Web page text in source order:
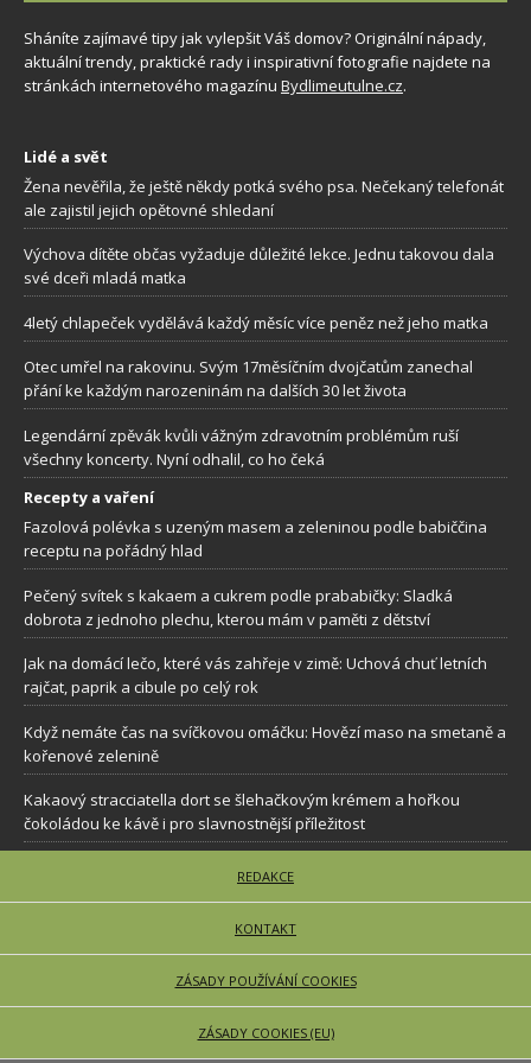
Sháníte zajímavé tipy jak vylepšit Váš domov? Originální nápady,
aktuální trendy, praktické rady i inspirativní fotografie najdete na
stránkách internetového magazínu Bydlimeutulne.cz.
Lidé a svět
Žena nevěřila, že ještě někdy potká svého psa. Nečekaný telefonát
ale zajistil jejich opětovné shledaní
Výchova dítěte občas vyžaduje důležité lekce. Jednu takovou dala
své dceři mladá matka
4letý chlapeček vydělává každý měsíc více peněz než jeho matka
Otec umřel na rakovinu. Svým 17měsíčním dvojčatům zanechal
přání ke každým narozeninám na dalších 30 let života
Legendární zpěvák kvůli vážným zdravotním problémům ruší
všechny koncerty. Nyní odhalil, co ho čeká
Recepty a vaření
Fazolová polévka s uzeným masem a zeleninou podle babiččina
receptu na pořádný hlad
Pečený svítek s kakaem a cukrem podle prababičky: Sladká
dobrota z jednoho plechu, kterou mám v paměti z dětství
Jak na domácí lečo, které vás zahřeje v zimě: Uchová chuť letních
rajčat, paprik a cibule po celý rok
Když nemáte čas na svíčkovou omáčku: Hovězí maso na smetaně a
kořenové zelenině
Kakaový stracciatella dort se šlehačkovým krémem a hořkou
čokoládou ke kávě i pro slavnostnější příležitost
REDAKCE
KONTAKT
ZÁSADY POUŽÍVÁNÍ COOKIES
ZÁSADY COOKIES (EU)